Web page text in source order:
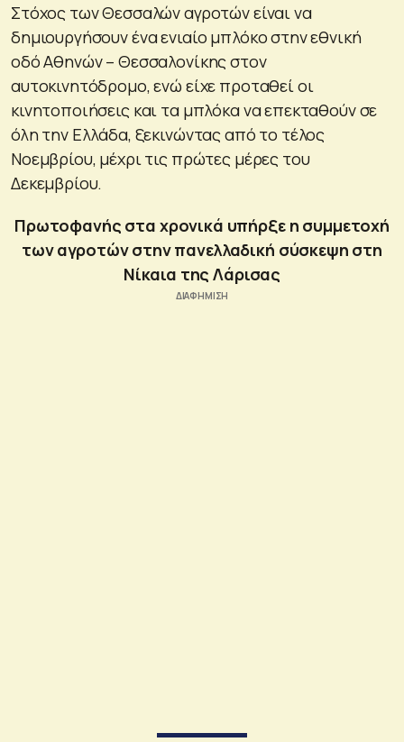
Στόχος των Θεσσαλών αγροτών είναι να
δημιουργήσουν ένα ενιαίο μπλόκο στην εθνική
οδό Αθηνών – Θεσσαλονίκης στον
αυτοκινητόδρομο, ενώ είχε προταθεί οι
κινητοποιήσεις και τα μπλόκα να επεκταθούν σε
όλη την Ελλάδα, ξεκινώντας από το τέλος
Νοεμβρίου, μέχρι τις πρώτες μέρες του
Δεκεμβρίου.
Πρωτοφανής στα χρονικά υπήρξε η συμμετοχή
των αγροτών στην πανελλαδική σύσκεψη στη
Νίκαια της Λάρισας